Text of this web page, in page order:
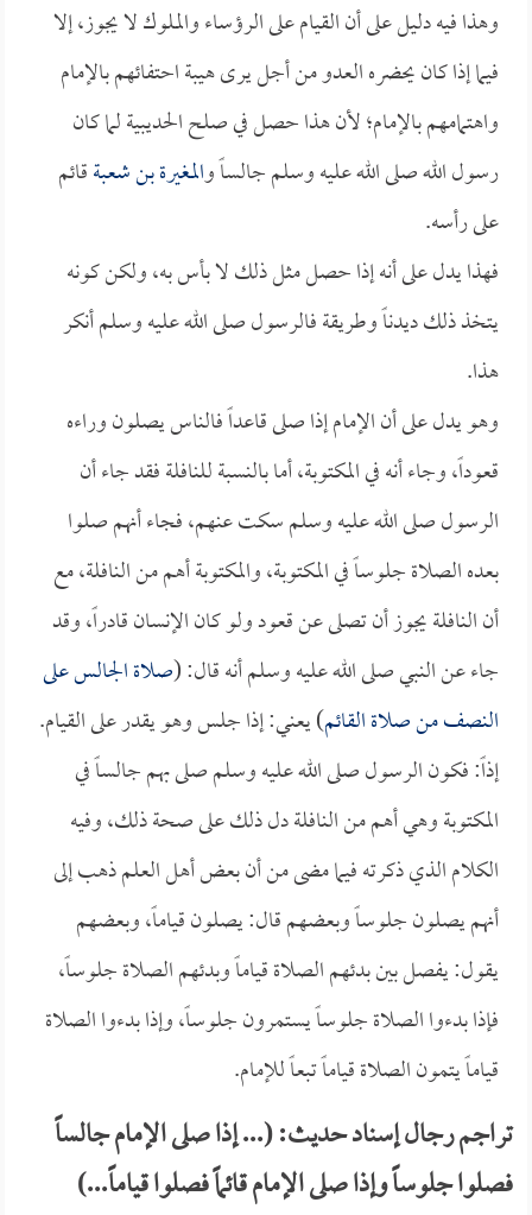
وهذا فيه دليل على أن القيام على الرؤساء والملوك لا يجوز، إلا
فيما إذا كان يحضره العدو من أجل يرى هيبة احتفائهم بالإمام
واهتمامهم بالإمام؛ لأن هذا حصل في صلح الحديبية لما كان
رسول الله صلى الله عليه وسلم جالساً والمغيرة بن شعبةقائم
على رأسه.
فهذا يدل على أنه إذا حصل مثل ذلك لا بأس به، ولكن كونه
يتخذ ذلك ديدناً وطريقة فالرسول صلى الله عليه وسلم أنكر
هذا.
وهو يدل على أن الإمام إذا صلى قاعداً فالناس يصلون وراءه
قعوداً، وجاء أنه في المكتوبة، أما بالنسبة للنافلة فقد جاء أن
الرسول صلى الله عليه وسلم سكت عنهم، فجاء أنهم صلوا
بعده الصلاة جلوساً في المكتوبة، والمكتوبة أهم من النافلة، مع
أن النافلة يجوز أن تصلى عن قعود ولو كان الإنسان قادراً، وقد
جاء عن النبي صلى الله عليه وسلم أنه قال: (صلاة الجالس على
النصف من صلاة القائم) يعني: إذا جلس وهو يقدر على القيام.
إذاً: فكون الرسول صلى الله عليه وسلم صلى بهم جالساً في
المكتوبة وهي أهم من النافلة دل ذلك على صحة ذلك، وفيه
الكلام الذي ذكرته فيما مضى من أن بعض أهل العلم ذهب إلى
أنهم يصلون جلوساً وبعضهم قال: يصلون قياماً، وبعضهم
يقول: يفصل بين بدئهم الصلاة قياماً وبدئهم الصلاة جلوساً،
فإذا بدءوا الصلاة جلوساً يستمرون جلوساً، وإذا بدءوا الصلاة
قياماً يتمون الصلاة قياماً تبعاً للإمام.
تراجم رجال إسناد حديث: (... إذا صلى الإمام جالساً
فصلوا جلوساً وإذا صلى الإمام قائماً فصلوا قياماً...)